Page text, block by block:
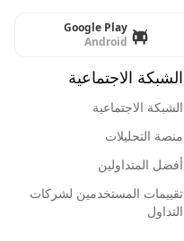
Google Play
Android
الشبكة الاجتماعية
الشبكة الاجتماعية
منصة التحليلات
أفضل المتداولين
تقييمات المستخدمين لشركات
التداول